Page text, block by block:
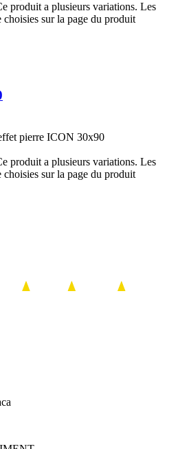
produit a plusieurs variations. Les
choisies sur la page du produit
produit a plusieurs variations. Les
choisies sur la page du produit